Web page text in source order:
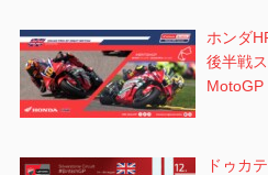
ホンダ
後半戦
MotoGP
ドゥカ